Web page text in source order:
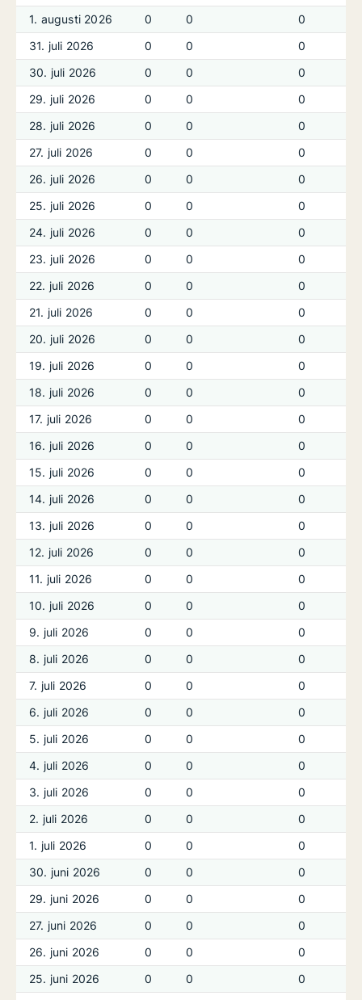
1. augusti 2026
0 0
0
31. juli 2026
0 0
0
30. juli 2026
0 0
0
29. juli 2026
0 0
0
28. juli 2026
0 0
0
27. juli 2026
0 0
0
26. juli 2026
0 0
0
25. juli 2026
0 0
0
24. juli 2026
0 0
0
23. juli 2026
0 0
0
22. juli 2026
0 0
0
21. juli 2026
0 0
0
20. juli 2026
0 0
0
19. juli 2026
0 0
0
18. juli 2026
0 0
0
17. juli 2026
0 0
0
16. juli 2026
0 0
0
15. juli 2026
0 0
0
14. juli 2026
0 0
0
13. juli 2026
0 0
0
12. juli 2026
0 0
0
11. juli 2026
0 0
0
10. juli 2026
0 0
0
9. juli 2026
0 0
0
8. juli 2026
0 0
0
7. juli 2026
0 0
0
6. juli 2026
0 0
0
5. juli 2026
0 0
0
4. juli 2026
0 0
0
3. juli 2026
0 0
0
2. juli 2026
0 0
0
1. juli 2026
0 0
0
30. juni 2026
0 0
0
29. juni 2026
0 0
0
27. juni 2026
0 0
0
26. juni 2026
0 0
0
25. juni 2026
0 0
0